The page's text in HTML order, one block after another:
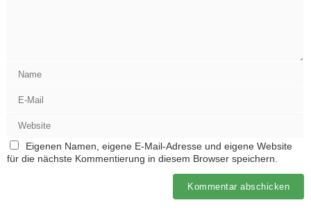
Eigenen Namen, eigene E-Mail-Adresse und eigene Website
für die nächste Kommentierung in diesem Browser speichern.